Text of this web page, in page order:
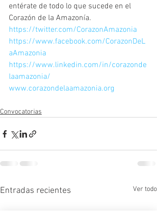
entérate de todo lo que sucede en el
Corazón de la Amazonía.
https://twitter.com/CorazonAmazonia
https://www.facebook.com/CorazonDeL
aAmazonia
https://www.linkedin.com/in/corazonde
laamazonia/
www.corazondelaamazonia.org
Convocatorias
Entradas recientes Ver todo